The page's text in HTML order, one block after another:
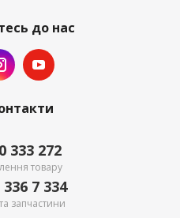
до нас
333 272
товару
7 334
запчастини